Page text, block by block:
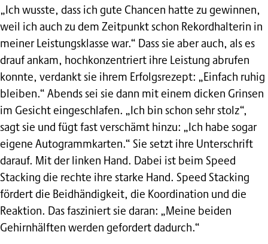
„Ich wusste, dass ich gute Chancen hatte zu gewinnen,
weil ich auch zu dem Zeitpunkt schon Rekordhalterin in
meiner Leistungsklasse war.“ Dass sie aber auch, als es
drauf ankam, hochkonzentriert ihre Leistung abrufen
konnte, verdankt sie ihrem Erfolgsrezept: „Einfach ruhig
bleiben.“ Abends sei sie dann mit einem dicken Grinsen
im Gesicht eingeschlafen. „Ich bin schon sehr stolz“,
sagt sie und fügt fast verschämt hinzu: „Ich habe sogar
eigene Autogrammkarten.“ Sie setzt ihre Unterschrift
darauf. Mit der linken Hand. Dabei ist beim Speed
Stacking die rechte ihre starke Hand. Speed Stacking
fördert die Beidhändigkeit, die Koordination und die
Reaktion. Das fasziniert sie daran: „Meine beiden
Gehirnhälften werden gefordert dadurch.“